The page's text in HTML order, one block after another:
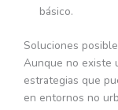
básico.
Soluciones
Aunque no existe
estrategias que
en entornos no